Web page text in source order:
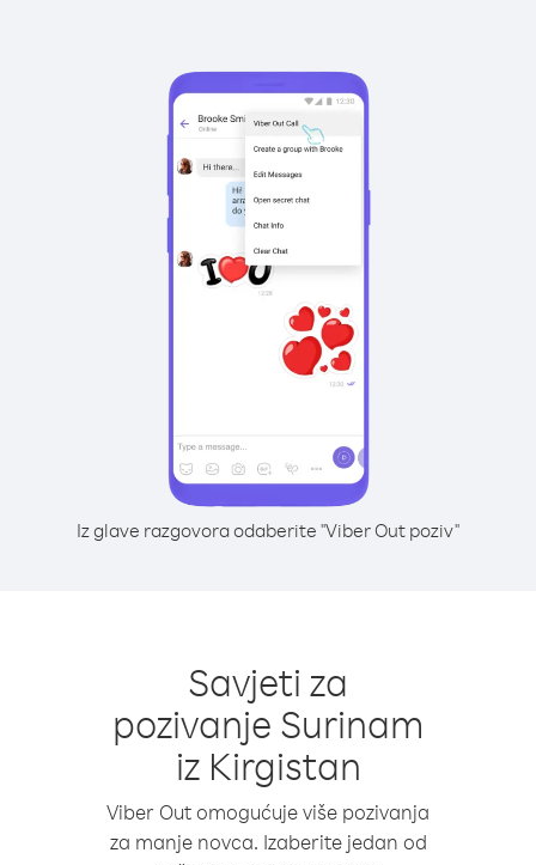
Iz glave razgovora odaberite "Viber Out poziv"
Savjeti za
pozivanje Surinam
iz Kirgistan
Viber Out omogućuje više pozivanja
za manje novca. Izaberite jedan od